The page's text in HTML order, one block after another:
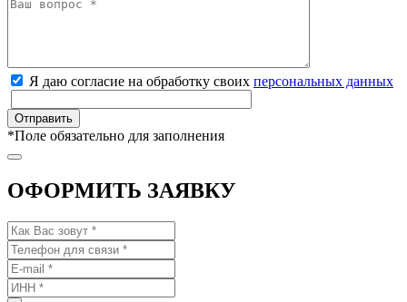
Я даю согласие на обработку своих персональных данных
*Поле обязательно для заполнения
ОФОРМИТЬ ЗАЯВКУ